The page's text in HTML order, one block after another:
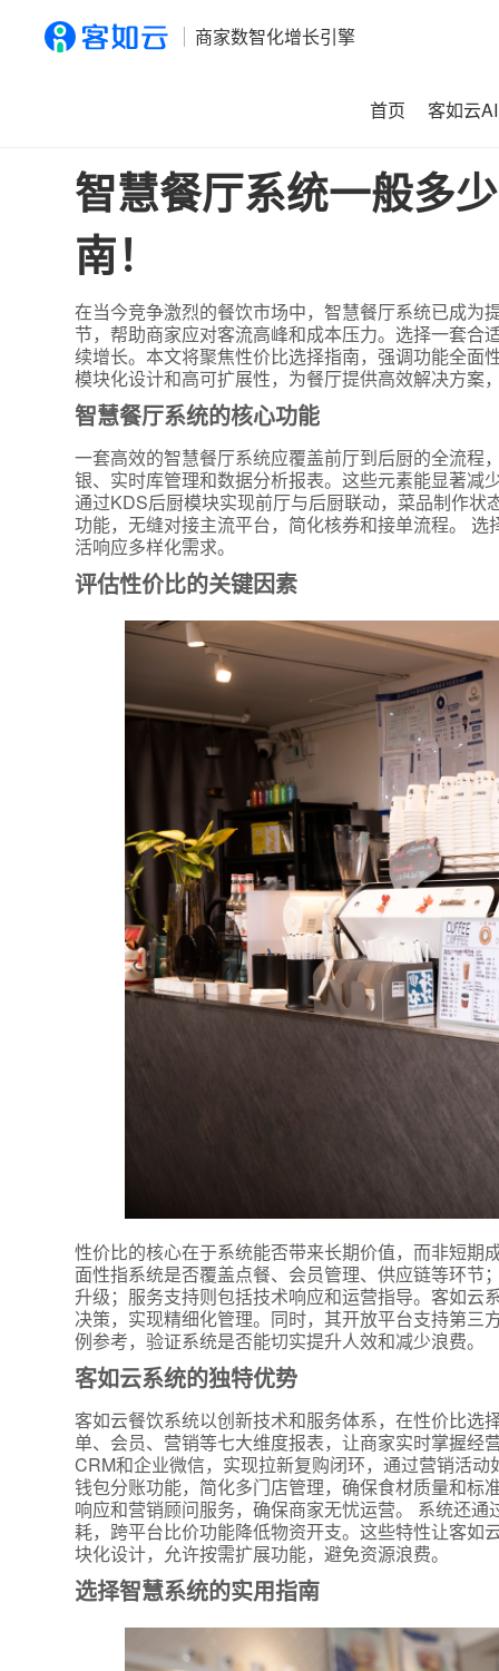
商家数智化增长引擎
首页 客如云AI
智慧餐厅系统一般多
南！
在当今竞争激烈的餐饮市场中，智慧餐厅系统已成
节，帮助商家应对客流高峰和成本压力。选择一套
续增长。本文将聚焦性价比选择指南，强调功能全
模块化设计和高可扩展性，为餐厅提供高效解决方案
智慧餐厅系统的核心功能
一套高效的智慧餐厅系统应覆盖前厅到后厨的全流
银、实时库管理和数据分析报表。这些元素能显著
通过KDS后厨模块实现前厅与后厨联动，菜品制作
功能，无缝对接主流平台，简化核券和接单流程。
活响应多样化需求。
评估性价比的关键因素
性价比的核心在于系统能否带来长期价值，而非短
面性指系统是否覆盖点餐、会员管理、供应链等环
升级；服务支持则包括技术响应和运营指导。客如
决策，实现精细化管理。同时，其开放平台支持第
例参考，验证系统是否能切实提升人效和减少浪费。
客如云系统的独特优势
客如云餐饮系统以创新技术和服务体系，在性价比
单、会员、营销等七大维度报表，让商家实时掌握
CRM和企业微信，实现拉新复购闭环，通过营销活
钱包分账功能，简化多门店管理，确保食材质量和标
响应和营销顾问服务，确保商家无忧运营。 系统还
耗，跨平台比价功能降低物资开支。这些特性让客如
块化设计，允许按需扩展功能，避免资源浪费。
选择智慧系统的实用指南